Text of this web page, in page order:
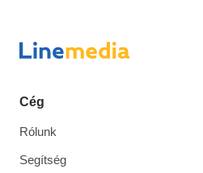
Cég
Rólunk
Segítség